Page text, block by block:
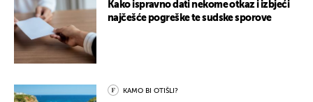
Kako ispravno dati nekome otkaz i izbjeći
najčešće pogreške te sudske sporove
KAMO BI OTIŠLI?